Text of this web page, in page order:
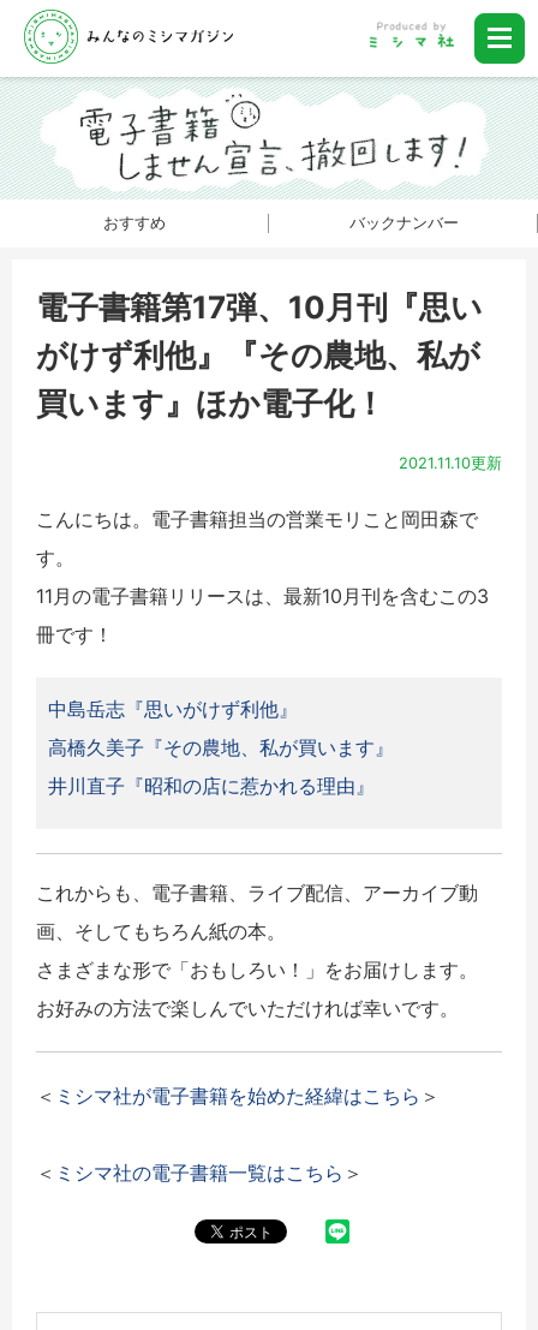
おすすめ バックナンバー
電子書籍第17弾、10月刊『思い
がけず利他』『その農地、私が
買います』ほか電子化！
2021.11.10更新
こんにちは。電子書籍担当の営業モリこと岡田森で
す。
11月の電子書籍リリースは、最新10月刊を含むこの3
冊です！
中島岳志『思いがけず利他』
高橋久美子『その農地、私が買います』
井川直子『昭和の店に惹かれる理由』
これからも、電子書籍、ライブ配信、アーカイブ動
画、そしてもちろん紙の本。
さまざまな形で「おもしろい！」をお届けします。
お好みの方法で楽しんでいただければ幸いです。
＜ ミシマ社が電子書籍を始めた経緯はこちら ＞
＜ ミシマ社の電子書籍一覧はこちら ＞